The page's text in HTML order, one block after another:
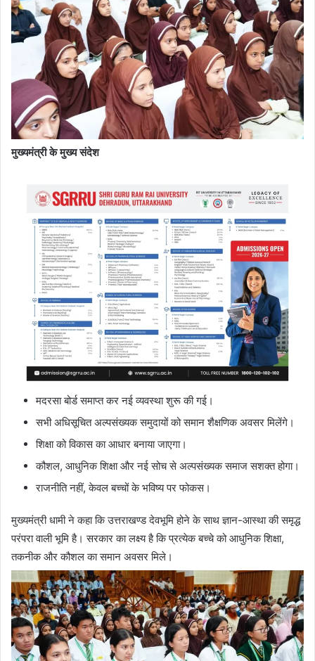
मुख्यमंत्री के मुख्य संदेश
मदरसा बोर्ड समाप्त कर नई व्यवस्था शुरू की गई।
सभी अधिसूचित अल्पसंख्यक समुदायों को समान शैक्षणिक अवसर मिलेंगे।
शिक्षा को विकास का आधार बनाया जाएगा।
कौशल, आधुनिक शिक्षा और नई सोच से अल्पसंख्यक समाज सशक्त होगा।
राजनीति नहीं, केवल बच्चों के भविष्य पर फोकस।
मुख्यमंत्री धामी ने कहा कि उत्तराखण्ड देवभूमि होने के साथ ज्ञान-आस्था की समृद्ध
परंपरा वाली भूमि है। सरकार का लक्ष्य है कि प्रत्येक बच्चे को आधुनिक शिक्षा,
तकनीक और कौशल का समान अवसर मिले।